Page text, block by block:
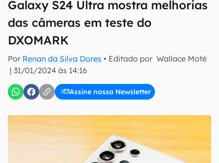
Galaxy S24 Ultra mostra melhorias
das câmeras em teste do
DXOMARK
Por Renan da Silva Dores • Editado por Wallace Moté
| 31/01/2024 às 14:16
Assine nossa Newsletter
E-mail
inscreva-se
Confirmo que li, aceito e concordo com os Termos de
Uso e Política de Privacidade do Canaltech.